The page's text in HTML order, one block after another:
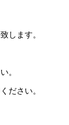
します。
。
ださい。